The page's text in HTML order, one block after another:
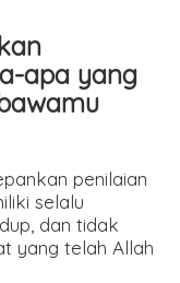
apa yang
penilaian
selalu
dan tidak
yang telah Allah